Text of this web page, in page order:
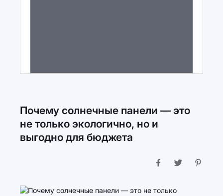
Почему солнечные панели — это
не только экологично, но и
выгодно для бюджета